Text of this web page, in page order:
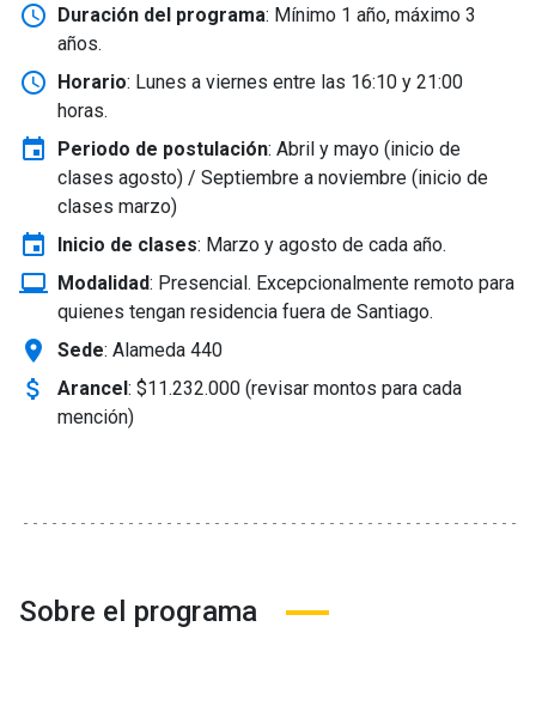
schedule Duración del programa: Mínimo 1 año, máximo 3
años.
schedule Horario: Lunes a viernes entre las 16:10 y 21:00
horas.
event Periodo de postulación: Abril y mayo (inicio de
clases agosto) / Septiembre a noviembre (inicio de
clases marzo)
event Inicio de clases: Marzo y agosto de cada año.
laptop_windows Modalidad: Presencial. Excepcionalmente remoto para
quienes tengan residencia fuera de Santiago.
location_on Sede: Alameda 440
attach_money Arancel: $11.232.000 (revisar montos para cada
mención)
Sobre el programa